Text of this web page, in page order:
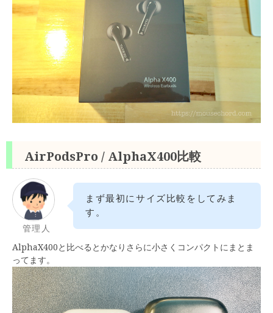
AirPodsPro / AlphaX400比較
管理人
まず最初にサイズ比較をしてみま
す。
AlphaX400と比べるとかなりさらに小さくコンパクトにまとま
ってます。